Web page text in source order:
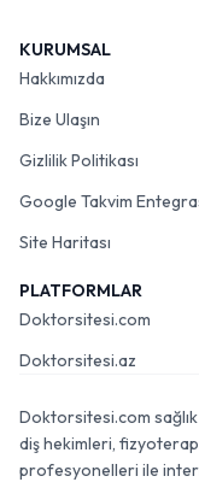
KURUMSAL
Hakkımızda
Bize Ulaşın
Gizlilik Politikası
Google Takvim
Site Haritası
PLATFORMLAR
Doktorsitesi.com
Doktorsitesi.az
Doktorsitesi.com
diş hekimleri,
profesyonelleri ile